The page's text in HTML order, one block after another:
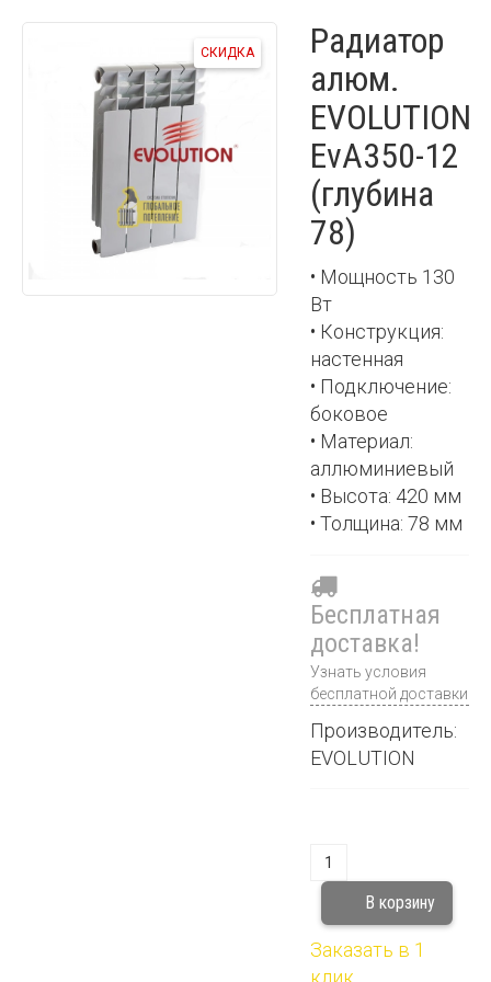
СКИДКА
Радиатор
алюм.
EVOLUTION
EvA350-12
(глубина
78)
• Мощность 130
Вт
• Конструкция:
настенная
• Подключение:
боковое
• Материал:
аллюминиевый
• Высота: 420 мм
• Толщина: 78 мм
Бесплатная
доставка!
Узнать условия
бесплатной доставки
Производитель:
EVOLUTION
Заказать в 1
клик